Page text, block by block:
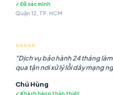
✓ Đã xác minh
Quận 12, TP. HCM
⭐⭐⭐⭐⭐
"Dịch vụ bảo hành 24 tháng
qua tận nơi xử lý lỗi dây mạng
Chú Hùng
✓ Khách hàng thân thiết